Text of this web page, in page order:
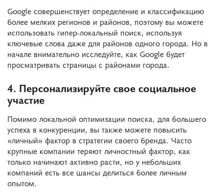
Google совершенствует определение и классификацию
более мелких регионов и районов, поэтому вы можете
использовать гипер-локальный поиск, используя
ключевые слова даже для районов одного города. Но в
начале внимательно исследуйте, как Google будет
просматривать страницы с районами города.
4. Персонализируйте свое социальное
участие
Помимо локальной оптимизации поиска, для большего
успеха в конкуренции, вы также можете повысить
«личный» фактор в стратегии своего бренда. Часто
крупные компании теряют личностный фактор, как
только начинают активно расти, но у небольших
компаний есть все шансы делиться более личным
опытом.